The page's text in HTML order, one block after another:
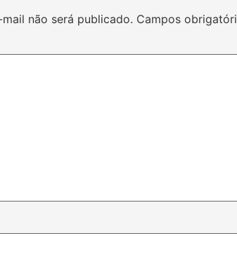
não será publicado. Campos